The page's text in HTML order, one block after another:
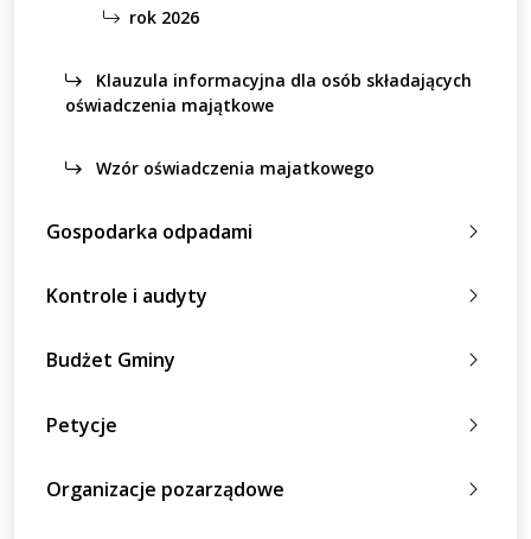
rok 2026
Klauzula informacyjna dla osób składających
oświadczenia majątkowe
Wzór oświadczenia majatkowego
Gospodarka odpadami
Kontrole i audyty
Budżet Gminy
Petycje
Organizacje pozarządowe